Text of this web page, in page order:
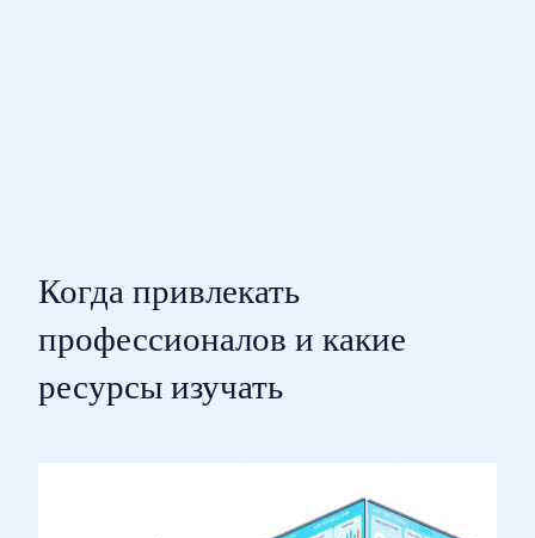
Когда привлекать
профессионалов и какие
ресурсы изучать